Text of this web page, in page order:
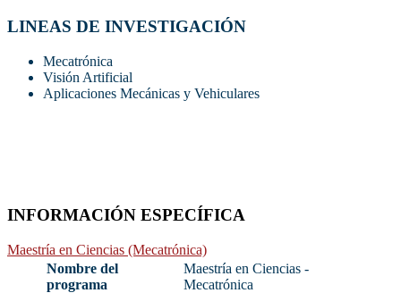
LINEAS DE INVESTIGACIÓN
Mecatrónica
Visión Artificial
Aplicaciones Mecánicas y Vehiculares
INFORMACIÓN ESPECÍFICA
Maestría en Ciencias (Mecatrónica)
Nombre del
programa
Maestría en Ciencias -
Mecatrónica